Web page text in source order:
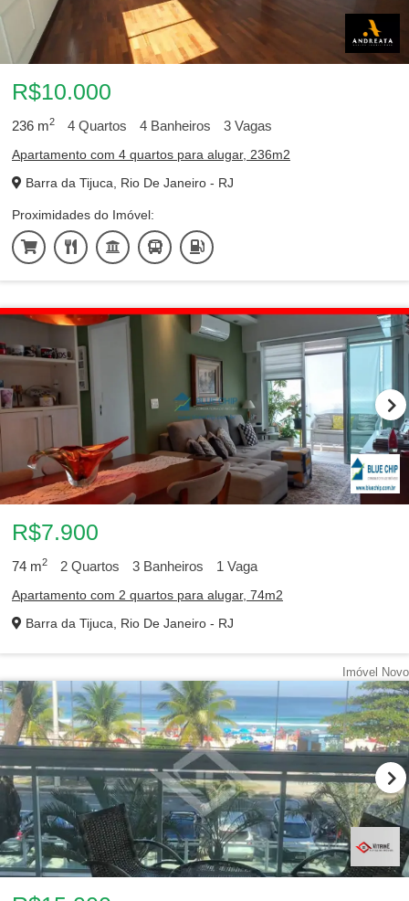
R$10.000
236 m2 4 Quartos 4 Banheiros 3 Vagas
Apartamento com 4 quartos para alugar, 236m2
Barra da Tijuca, Rio De Janeiro - RJ
Proximidades do Imóvel:
R$7.900
74 m2 2 Quartos 3 Banheiros 1 Vaga
Apartamento com 2 quartos para alugar, 74m2
Barra da Tijuca, Rio De Janeiro - RJ
Imóvel Novo